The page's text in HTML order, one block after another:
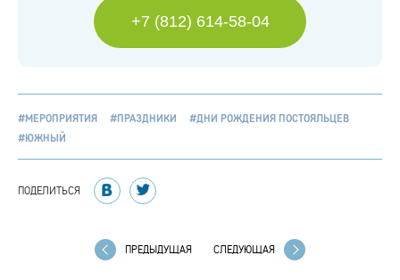
+7 (812) 614-58-04
#МЕРОПРИЯТИЯ #ПРАЗДНИКИ
#ДНИ РОЖДЕНИЯ ПОСТОЯЛЬЦЕВ
#ЮЖНЫЙ
ПОДЕЛИТЬСЯ
ПРЕДЫДУЩАЯ СЛЕДУЮЩАЯ